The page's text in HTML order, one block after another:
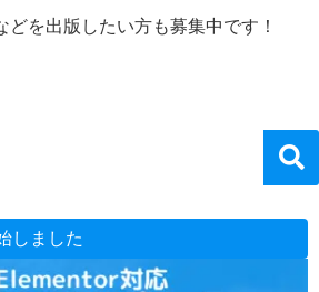
どを出版したい方も募集中です！
しました